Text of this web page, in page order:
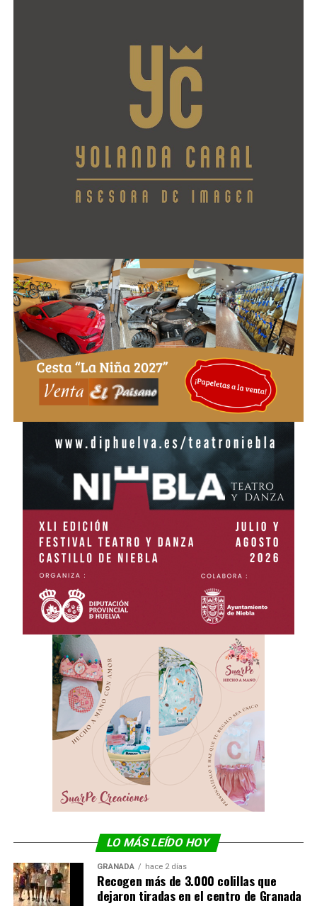
LO MÁS LEÍDO HOY
GRANADA hace 2 días
Recogen más de 3.000 colillas que
dejaron tiradas en el centro de Granada